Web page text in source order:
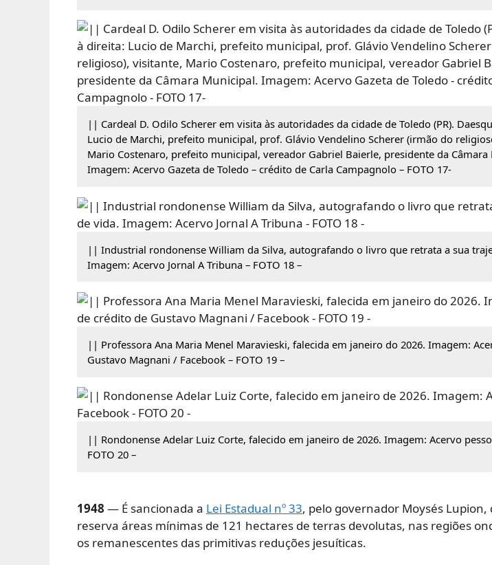
|| Cardeal D. Odilo Scherer em visita às autoridades da cidade de Toledo (PR).
Lucio de Marchi, prefeito municipal, prof. Glávio Vendelino Scherer (irmão do
Mario Costenaro, prefeito municipal, vereador Gabriel Baierle, presidente da Câmara
Imagem: Acervo Gazeta de Toledo – crédito de Carla Campagnolo – FOTO 17-
|| Industrial rondonense William da Silva, autografando o livro que retrata a sua
Imagem: Acervo Jornal A Tribuna – FOTO 18 –
|| Professora Ana Maria Menel Maravieski, falecida em janeiro do 2026. Imagem:
Gustavo Magnani / Facebook – FOTO 19 –
|| Rondonense Adelar Luiz Corte, falecido em janeiro de 2026. Imagem: Acervo
FOTO 20 –
1948 — É sancionada a Lei Estadual nº 33, pelo governador Moysés Lupion,
reserva áreas mínimas de 121 hectares de terras devolutas, nas regiões
os remanescentes das primitivas reduções jesuíticas.